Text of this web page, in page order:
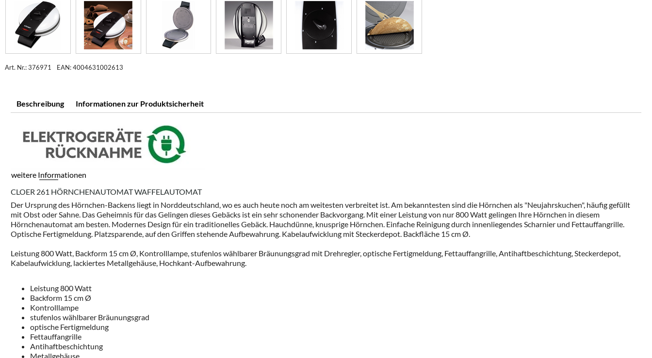
Art. Nr.: 376971 EAN: 4004631002613
Beschreibung Informationen zur Produktsicherheit
weitere Informationen
CLOER 261 HÖRNCHENAUTOMAT WAFFELAUTOMAT
Der Ursprung des Hörnchen-Backens liegt in Norddeutschland, wo es auch heute noch am weitesten verbreitet ist. Am bekanntesten sind die Hörnchen als "Neujahrskuchen", häufig gefüllt
mit Obst oder Sahne. Das Geheimnis für das Gelingen dieses Gebäcks ist ein sehr schonender Backvorgang. Mit einer Leistung von nur 800 Watt gelingen Ihre Hörnchen in diesem
Hörnchenautomat am besten. Modernes Design für ein traditionelles Gebäck. Hauchdünne, knusprige Hörnchen. Einfache Reinigung durch innenliegendes Scharnier und Fettauffangrille.
Optische Fertigmeldung. Platzsparende, auf den Griffen stehende Aufbewahrung. Kabelaufwicklung mit Steckerdepot. Backfläche 15 cm Ø.
Leistung 800 Watt, Backform 15 cm Ø, Kontrolllampe, stufenlos wählbarer Bräunungsgrad mit Drehregler, optische Fertigmeldung, Fettauffangrille, Antihaftbeschichtung, Steckerdepot,
Kabelaufwicklung, lackiertes Metallgehäuse, Hochkant-Aufbewahrung.
Leistung 800 Watt
Backform 15 cm Ø
Kontrolllampe
stufenlos wählbarer Bräunungsgrad
optische Fertigmeldung
Fettauffangrille
Antihaftbeschichtung
Metallgehäuse